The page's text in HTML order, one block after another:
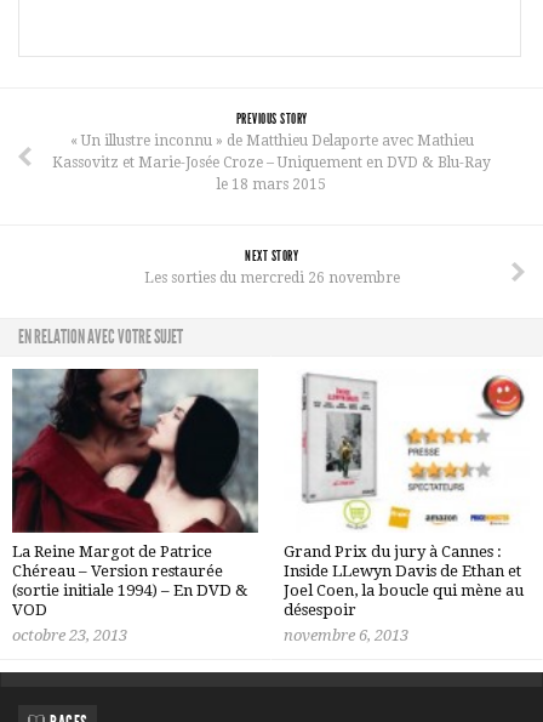
PREVIOUS STORY
« Un illustre inconnu » de Matthieu Delaporte avec Mathieu
Kassovitz et Marie-Josée Croze – Uniquement en DVD & Blu-Ray
le 18 mars 2015
NEXT STORY
Les sorties du mercredi 26 novembre
EN RELATION AVEC VOTRE SUJET
La Reine Margot de Patrice
Chéreau – Version restaurée
(sortie initiale 1994) – En DVD &
VOD
octobre 23, 2013
Grand Prix du jury à Cannes :
Inside LLewyn Davis de Ethan et
Joel Coen, la boucle qui mène au
désespoir
novembre 6, 2013